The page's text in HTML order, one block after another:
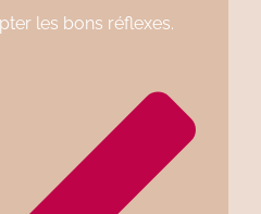
les bons réflexes.